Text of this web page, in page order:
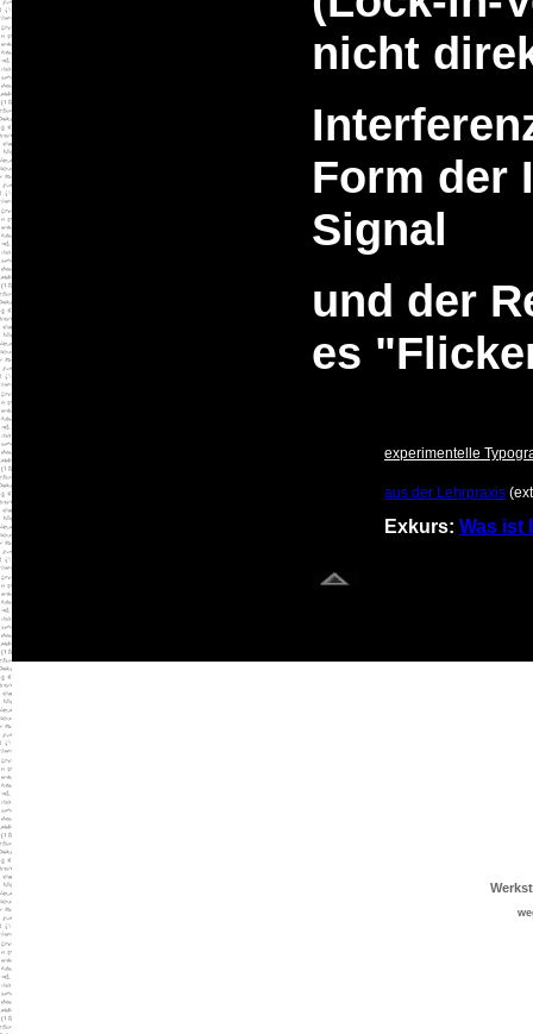
nicht
Form der
Signal
und der
es
experimentelle
aus der Lehrpraxis
Exkurs: Was ist